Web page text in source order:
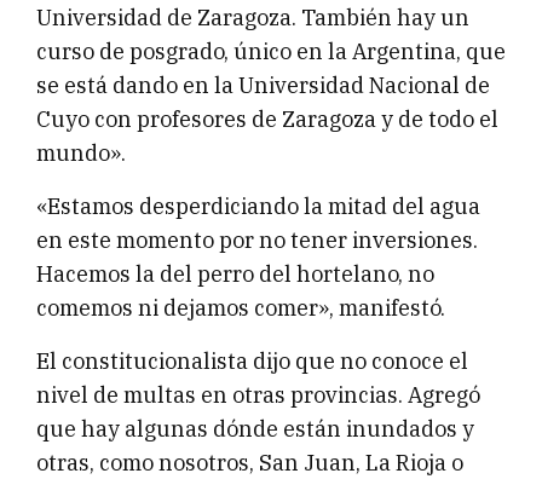
Universidad de Zaragoza. También hay un
curso de posgrado, único en la Argentina, que
se está dando en la Universidad Nacional de
Cuyo con profesores de Zaragoza y de todo el
mundo».
«Estamos desperdiciando la mitad del agua
en este momento por no tener inversiones.
Hacemos la del perro del hortelano, no
comemos ni dejamos comer», manifestó.
El constitucionalista dijo que no conoce el
nivel de multas en otras provincias. Agregó
que hay algunas dónde están inundados y
otras, como nosotros, San Juan, La Rioja o